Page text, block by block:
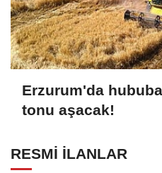
Erzurum'da
tonu aşacak!
RESMİ İLANLAR